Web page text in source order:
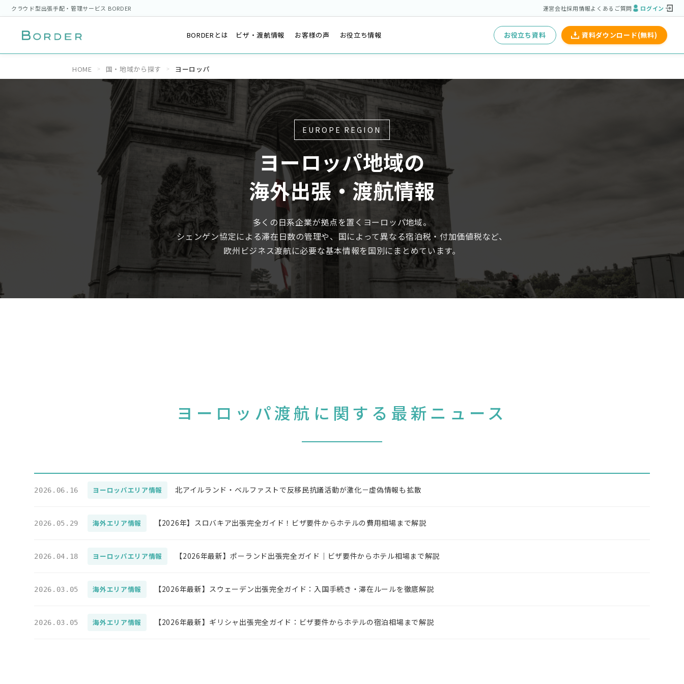
クラウド型出張手配・管理サービス BORDER 運営会社採用情報よくあるご質問 ログイン
BORDERとは ビザ・渡航情報 お客様の声 お役立ち情報 お役立ち資料 資料ダウンロード(無料)
HOME 国・地域から探す ヨーロッパ
EUROPE REGION
ヨーロッパ地域の
海外出張・渡航情報
多くの日系企業が拠点を置くヨーロッパ地域。
シェンゲン協定による滞在日数の管理や、国によって異なる宿泊税・付加価値税など、
欧州ビジネス渡航に必要な基本情報を国別にまとめています。
ヨーロッパ渡航に関する最新ニュース
2026.06.16 ヨーロッパエリア情報 北アイルランド・ベルファストで反移民抗議活動が激化－虚偽情報も拡散
2026.05.29 海外エリア情報 【2026年】スロバキア出張完全ガイド！ビザ要件からホテルの費用相場まで解説
2026.04.18 ヨーロッパエリア情報 【2026年最新】ポーランド出張完全ガイド｜ビザ要件からホテル相場まで解説
2026.03.05 海外エリア情報 【2026年最新】スウェーデン出張完全ガイド：入国手続き・滞在ルールを徹底解説
2026.03.05 海外エリア情報 【2026年最新】ギリシャ出張完全ガイド：ビザ要件からホテルの宿泊相場まで解説